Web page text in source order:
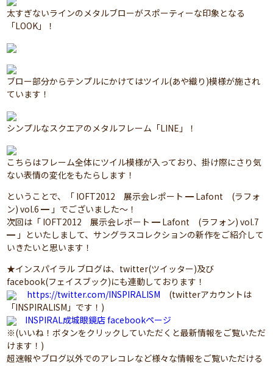
太すぎないラインのメタルブローがスポーティーな印象となる
「LOOK」！
ブロー部分からテンプルにかけてはツイル(あや織り)模様が施され
ています！
シンプルなスクエアのメタルフレーム「LINE」！
こちらはフレーム全体にツイル模様が入っており、掛け際にさり気
ない表情の変化をもたらします！
ということで、「 IOFT2012 展示会レポート ━ Lafont (ラフォ
ン) vol.6 ━ 」でございました～！
次回は「 IOFT2012 展示会レポート ━ Lafont (ラフォン) vol.7
━ 」といたしまして、サングラスコレクションの新作をご紹介して
いきたいと思います！
★インスパイラル ブログは、twitter(ツイッター)及び
facebook(フェイスブック)にも連動しております！
https://twitter.com/INSPIRALISM (twitterアカウントは
「INSPIRALISM」です！)
INSPIRAL成城眼鏡店 facebookページ
※(いいね！ボタンをクリックしていただくと最新情報をご覧いただ
けます！)
超速報やブログ以外でのアレコレなど様々な情報をご覧いただける